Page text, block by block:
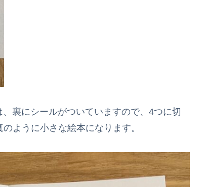
裏にシールがついていますので、4つに切
ように小さな絵本になります。